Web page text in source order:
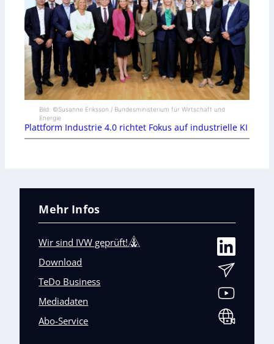
Bild: ©Susanne Eriksson / Bundesministerium für Wirtschaft und
Energie
Plattform Industrie 4.0 richtet Fokus auf industrielle KI
Mehr Infos
Wir sind IVW geprüft!
Download
TeDo Business
Mediadaten
Abo-Service